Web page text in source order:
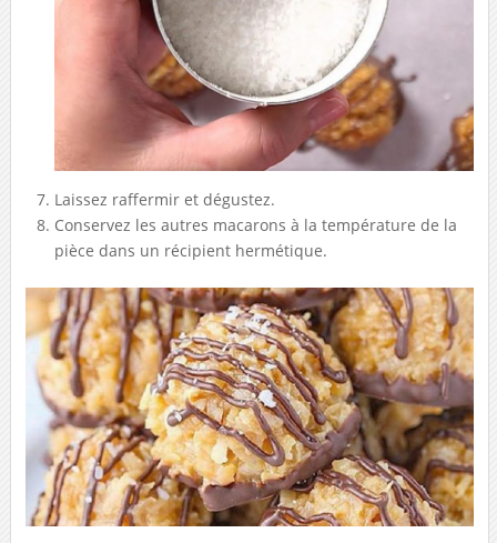
Laissez raffermir et dégustez.
Conservez les autres macarons à la température de la
pièce dans un récipient hermétique.